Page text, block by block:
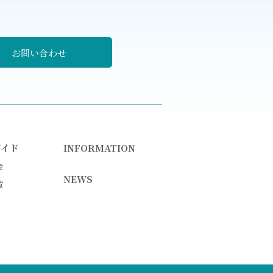
お問い合わせ
ド INFORMATION
NEWS